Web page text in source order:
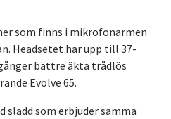
som finns i mikrofonarmen
Headsetet har upp till 37-
bättre äkta trådlös
Evolve 65.
sladd som erbjuder samma